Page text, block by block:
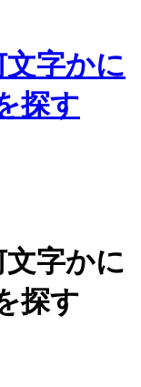
字かに
探す
字かに
探す